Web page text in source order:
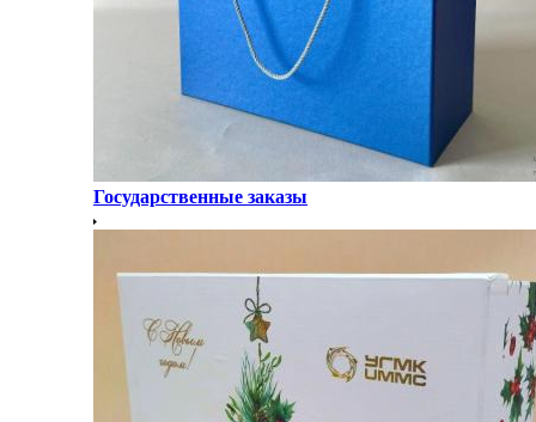
Государственные заказы